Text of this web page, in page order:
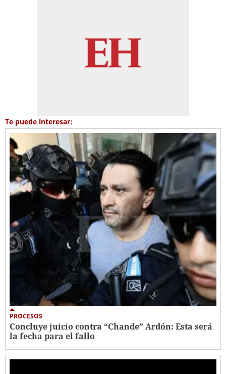
Te puede interesar:
PROCESOS
Concluye juicio contra “Chande” Ardón: Esta será
la fecha para el fallo